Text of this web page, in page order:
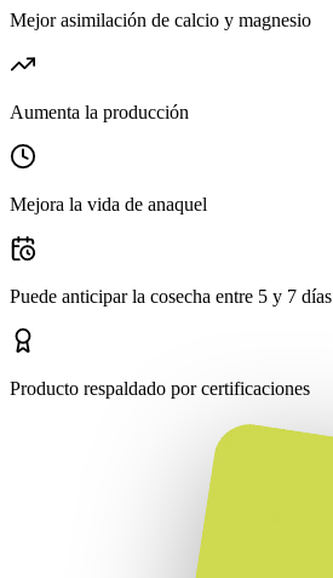
Mejor asimilación de calcio y magnesio
Aumenta la producción
Mejora la vida de anaquel
Puede anticipar la cosecha entre 5 y 7 días
Producto respaldado por certificaciones